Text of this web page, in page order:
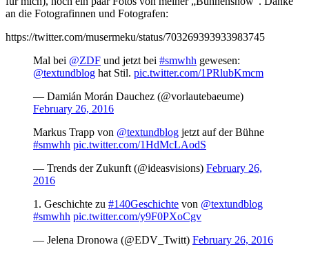
an die Fotografinnen und Fotografen:
https://twitter.com/musermeku/status/703269393933983745
Mal bei @ZDF und jetzt bei #smwhh gewesen:
@textundblog hat Stil. pic.twitter.com/1PRlubKmcm
— Damián Morán Dauchez (@vorlautebaeume)
February 26, 2016
Markus Trapp von @textundblog jetzt auf der Bühne
#smwhh pic.twitter.com/1HdMcLAodS
— Trends der Zukunft (@ideasvisions) February 26,
2016
1. Geschichte zu #140Geschichte von @textundblog
#smwhh pic.twitter.com/y9F0PXoCgv
— Jelena Dronowa (@EDV_Twitt) February 26, 2016